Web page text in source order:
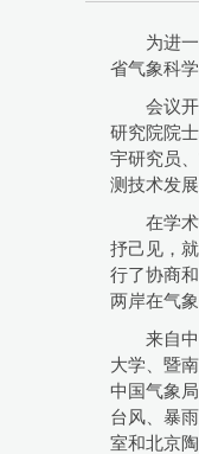
为进
省气象科
会议
研究院院
宇研究员
测技术发
在学
抒己见，
行了协商
两岸在气
来自
大学、暨
中国气象
台风、暴
室和北京